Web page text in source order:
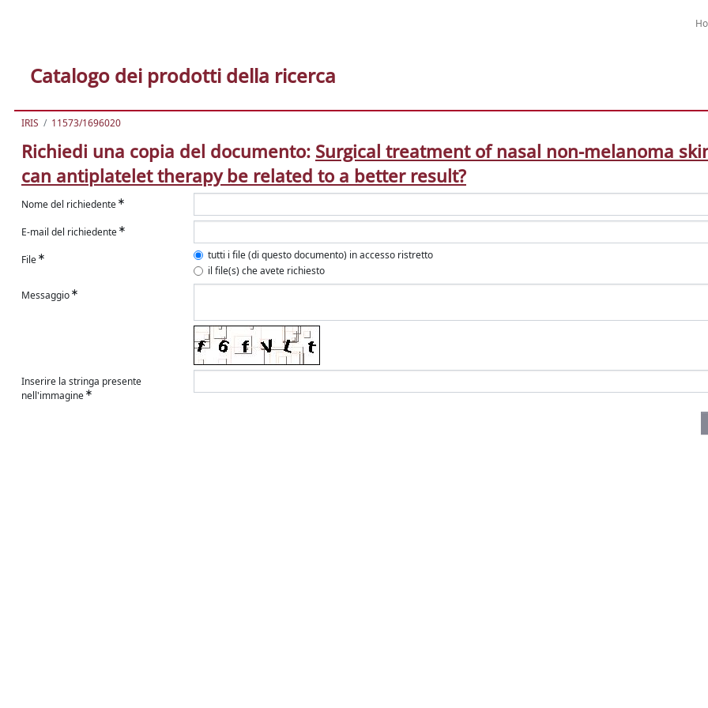
Catalogo dei prodotti della ricerca
IRIS 11573/1696020
Richiedi una copia del documento: Surgical treatment of nasal non-melanoma
can antiplatelet therapy be related to a better result?
Nome del richiedente
E-mail del richiedente
File
tutti i file (di questo documento) in accesso ristretto
il file(s) che avete richiesto
Messaggio
Inserire la stringa presente
nell'immagine